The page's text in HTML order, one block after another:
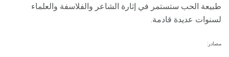
طبيعة الحب ستستمر في إثارة الشاعر والفلاسفة والعلماء
لسنوات عديدة قادمة.
مصادر: